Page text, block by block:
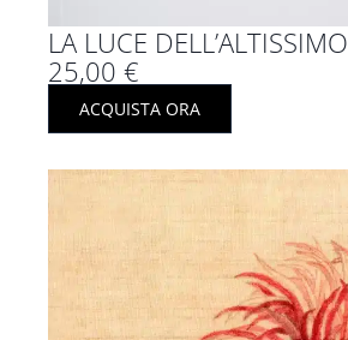
LA LUCE DELL’ALTISSIMO
25,00 €
ACQUISTA ORA